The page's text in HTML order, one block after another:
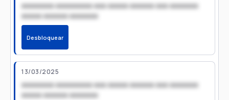
xxxxxxxx xxxxxxxxx xxx xxxxx xxxxxx xxx xxxxxxx
xxxxx xxxxxx xxxxxxx
Desbloquear
13/03/2025
xxxxxxxx xxxxxxxxx xxx xxxxx xxxxxx xxx xxxxxxx
xxxxx xxxxxx xxxxxxx